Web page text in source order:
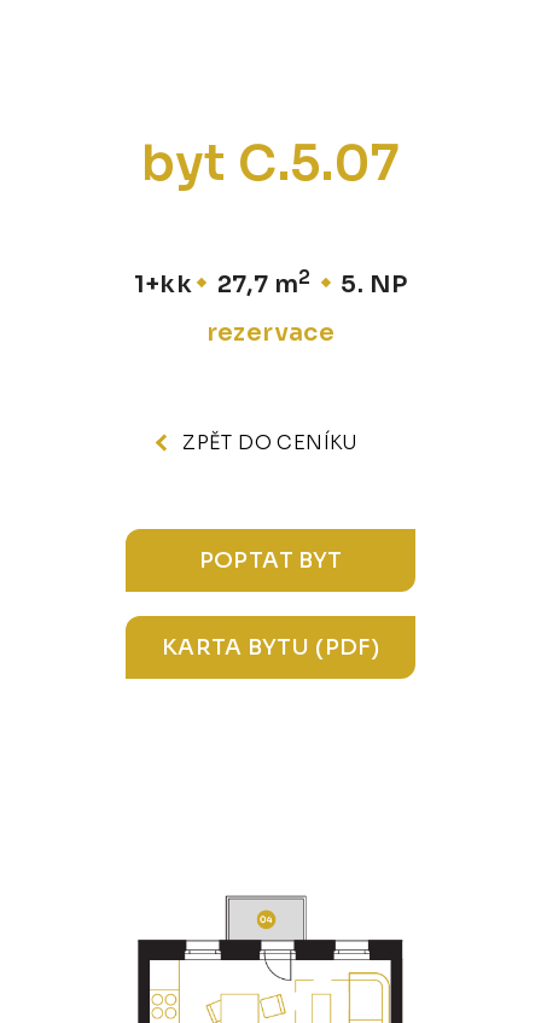
byt C.5.07
1+kk 27,7 m2
5. NP
rezervace
ZPĚT DO CENÍKU
POPTAT BYT
KARTA BYTU (PDF)